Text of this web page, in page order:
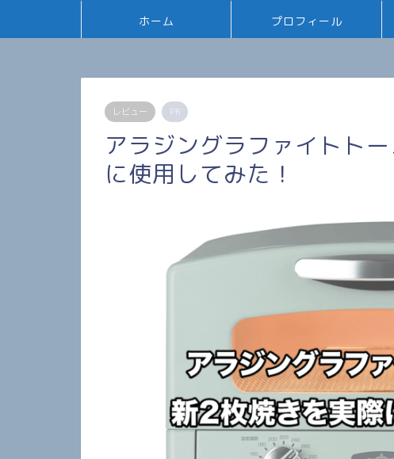
ホーム プロフィール
レビュー PR
アラジングラファイトト
に使用してみた！